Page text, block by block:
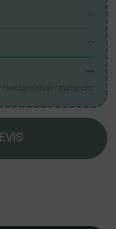
--
--
--
/ vectorisation / transport)